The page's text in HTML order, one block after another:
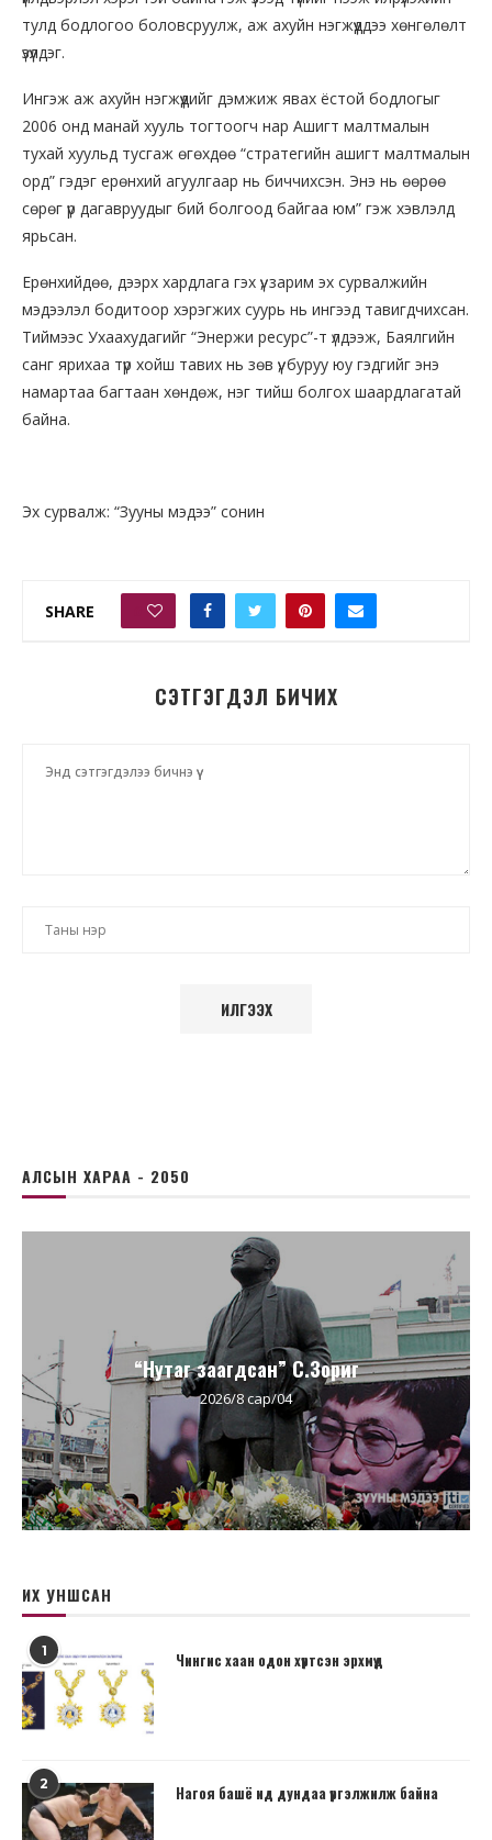
тулд бодлогоо боловсруулж, аж ахуйн нэгжүүддээ хөнгөлөлт
үзүүлдэг.
Ингэж аж ахуйн нэгжүүдийг дэмжиж явах ёстой бодлогыг
2006 онд манай хууль тогтоогч нар Ашигт малтмалын
тухай хуульд тусгаж өгөхдөө “стратегийн ашигт малтмалын
орд” гэдэг ерөнхий агуулгаар нь биччихсэн. Энэ нь өөрөө
сөрөг үр дагавруудыг бий болгоод байгаа юм” гэж хэвлэлд
ярьсан.
Ерөнхийдөө, дээрх хардлага гэх үү, зарим эх сурвалжийн
мэдээлэл бодитоор хэрэгжих суурь нь ингээд тавигдчихсан.
Тиймээс Ухаахудагийг “Энержи ресурс”-т үлдээж, Баялгийн
санг ярихаа түр хойш тавих нь зөв үү, буруу юу гэдгийг энэ
намартаа багтаан хөндөж, нэг тийш болгох шаардлагатай
байна.
Эх сурвалж: “Зууны мэдээ” сонин
SHARE
СЭТГЭГДЭЛ БИЧИХ
АЛСЫН ХАРАА - 2050
“Нутаг заагдсан” С.Зориг
2026/8 сар/04
ИХ УНШСАН
1 Чингис хаан одон хүртсэн эрхмүүд
2 Нагоя башё ид дундаа үргэлжилж байна